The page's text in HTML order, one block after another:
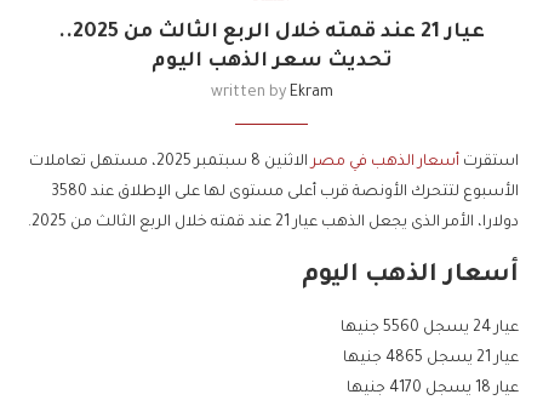
عيار 21 عند قمته خلال الربع الثالث من 2025..
تحديث سعر الذهب اليوم
written by Ekram
استقرت أسعار الذهب في مصر
الاثنين 8 سبتمبر 2025، مستهل تعاملات
الأسبوع لتتحرك الأونصة قرب أعلى مستوى لها على الإطلاق عند 3580
دولارا، الأمر الذى يجعل الذهب عيار 21 عند قمته خلال الربع الثالث من 2025.
أسعار الذهب اليوم
عيار 24 يسجل 5560 جنيها
عيار 21 يسجل 4865 جنيها
عيار 18 يسجل 4170 جنيها